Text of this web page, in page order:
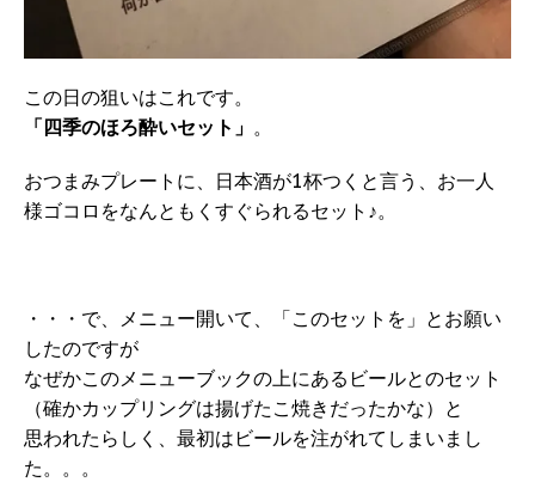
この日の狙いはこれです。
「四季のほろ酔いセット」 。
おつまみプレートに、日本酒が1杯つくと言う、お一人
様ゴコロをなんともくすぐられるセット♪。
・・・で、メニュー開いて、「このセットを」とお願い
したのですが
なぜかこのメニューブックの上にあるビールとのセット
（確かカップリングは揚げたこ焼きだったかな）と
思われたらしく、最初はビールを注がれてしまいまし
た。。。